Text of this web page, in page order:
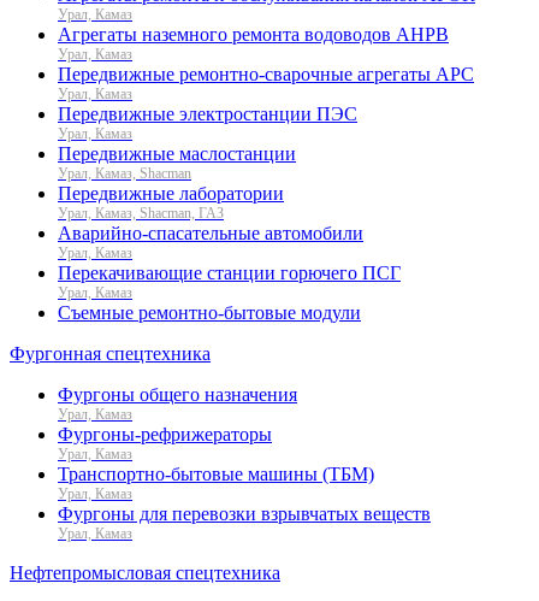
Урал, Камаз
Агрегаты наземного ремонта водоводов АНРВ
Урал, Камаз
Передвижные ремонтно-сварочные агрегаты АРС
Урал, Камаз
Передвижные электростанции ПЭС
Урал, Камаз
Передвижные маслостанции
Урал, Камаз, Shacman
Передвижные лаборатории
Урал, Камаз, Shacman, ГАЗ
Аварийно-спасательные автомобили
Урал, Камаз
Перекачивающие станции горючего ПСГ
Урал, Камаз
Съемные ремонтно-бытовые модули
Фургонная спецтехника
Фургоны общего назначения
Урал, Камаз
Фургоны-рефрижераторы
Урал, Камаз
Транспортно-бытовые машины (ТБМ)
Урал, Камаз
Фургоны для перевозки взрывчатых веществ
Урал, Камаз
Нефтепромысловая спецтехника